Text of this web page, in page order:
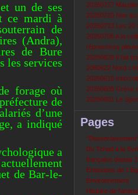
un de ses
ce mardi à
de
(Andra),
de Bure
les services
forage où
de
d’une
a indiqué
a
de Bar-le-
20260727
20260720 Non
20260713 Les 20
20260706 A la
répressives
20260629 Il fait
2060622 Nord
20260615
20260608 Grève
20260601 Le
Pages
Du Tchad à la
française depuis
Emissions de
Environnement
Histoire de